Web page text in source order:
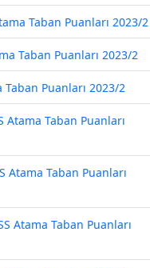
Taban Puanları 2023/2
Taban Puanları 2023/2
Taban Puanları 2023/2
Atama Taban Puanları
Atama Taban Puanları
Atama Taban Puanları